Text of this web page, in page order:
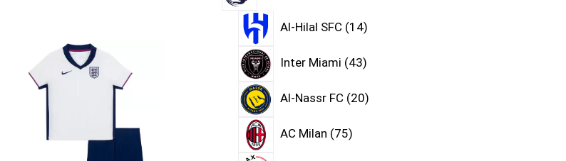
Al-Hilal SFC 14
Inter Miami 43
Al-Nassr FC 20
AC Milan 75